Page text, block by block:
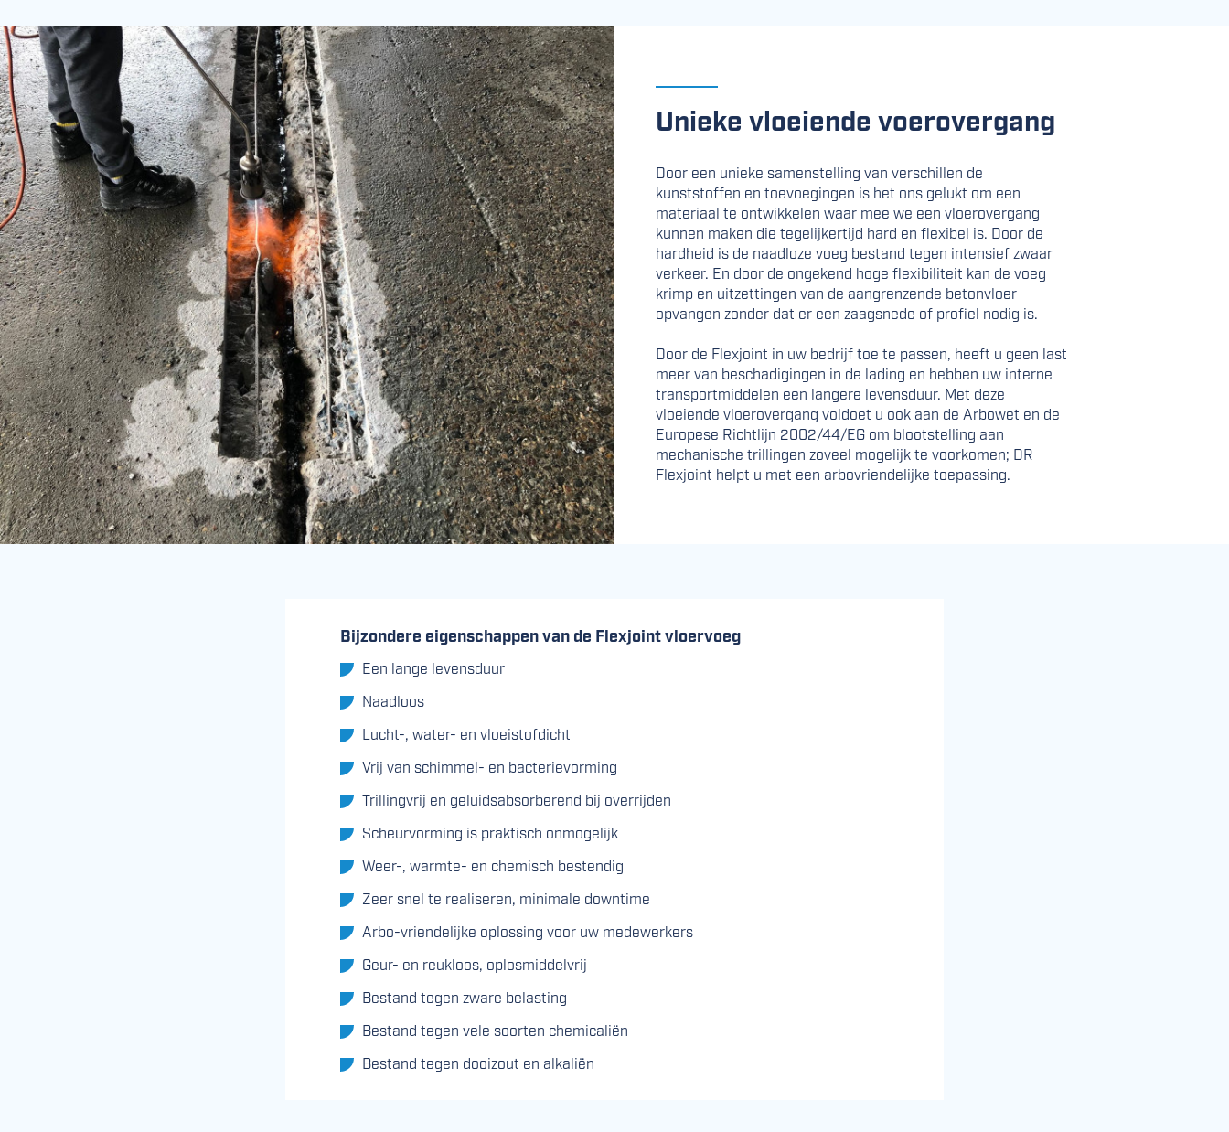
Unieke vloeiende voerovergang
Door een unieke samenstelling van verschillen­ de
kunststoffen en toevoegingen is het ons gelukt om een
materiaal te ontwikkelen waar­ mee we een vloerovergang
kunnen maken die tegelijkertijd hard en flexibel is. Door de
hard­heid is de naadloze voeg bestand tegen inten­sief zwaar
verkeer. En door de ongekend hoge flexibiliteit kan de voeg
krimp en uitzettingen van de aangrenzende betonvloer
opvangen zonder dat er een zaagsnede of profiel nodig is.
Door de Flexjoint in uw bedrijf toe te passen, heeft u geen last
meer van beschadigingen in de lading en hebben uw interne
transport­middelen een langere levensduur. Met deze
vloeiende vloerovergang voldoet u ook aan de Arbowet en de
Europese Richtlijn 2002/44/EG om blootstelling aan
mechanische trillingen zoveel mogelijk te voorkomen; DR
Flexjoint helpt u met een arbovriendelijke toepassing.
Bijzondere eigenschappen van de Flexjoint vloervoeg
Een lange levensduur
Naadloos
Lucht-, water- en vloeistofdicht
Vrij van schimmel- en bacterievorming
Trillingvrij en geluidsabsorberend bij overrijden
Scheurvorming is praktisch onmogelijk
Weer-, warmte- en chemisch bestendig
Zeer snel te realiseren, minimale downtime
Arbo-vriendelijke oplossing voor uw medewerkers
Geur- en reukloos, oplosmiddelvrij
Bestand tegen zware belasting
Bestand tegen vele soorten chemicaliën
Bestand tegen dooizout en alkaliën